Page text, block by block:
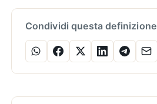
Condividi questa definizione